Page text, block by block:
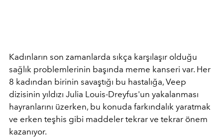
Kadınların son zamanlarda sıkça karşılaşır olduğu
sağlık problemlerinin başında meme kanseri var. Her
8 kadından birinin savaştığı bu hastalığa, Veep
dizisinin yıldızı Julia Louis-Dreyfus'un yakalanması
hayranlarını üzerken, bu konuda farkındalık yaratmak
ve erken teşhis gibi maddeler tekrar ve tekrar önem
kazanıyor.